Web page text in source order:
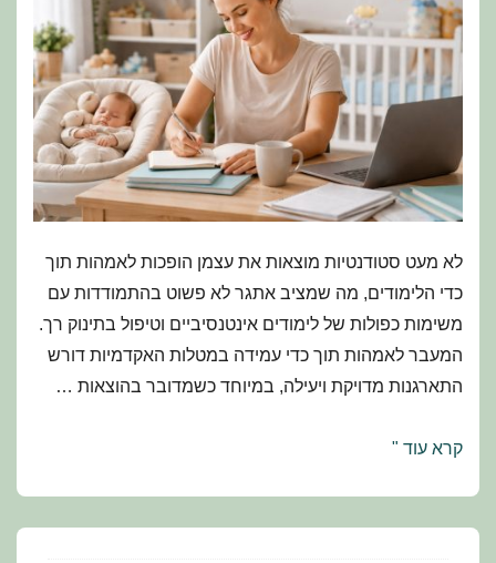
לא מעט סטודנטיות מוצאות את עצמן הופכות לאמהות תוך
כדי הלימודים, מה שמציב אתגר לא פשוט בהתמודדות עם
משימות כפולות של לימודים אינטנסיביים וטיפול בתינוק רך.
המעבר לאמהות תוך כדי עמידה במטלות האקדמיות דורש
התארגנות מדויקת ויעילה, במיוחד כשמדובר בהוצאות …
רשימת
קרא עוד "